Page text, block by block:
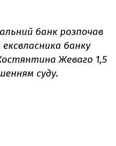
банк розпочав
ексвласника банку
Жеваго 1,5
суду.